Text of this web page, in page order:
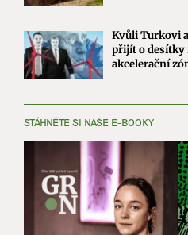
Kvůli Turkovi
přijít o desítky
akcelerační
STÁHNĚTE SI NAŠE E-BOOKY